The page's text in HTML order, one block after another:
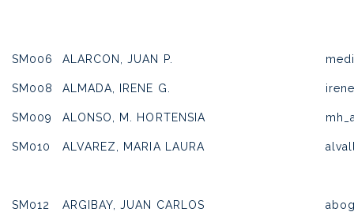
SM006 ALARCON, JUAN P.
SM008 ALMADA, IRENE G.
SM009 ALONSO, M. HORTENSIA
SM010 ALVAREZ, MARIA LAURA
SM012 ARGIBAY, JUAN CARLOS